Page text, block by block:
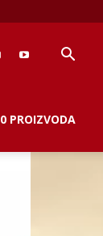
0 PROIZVODA